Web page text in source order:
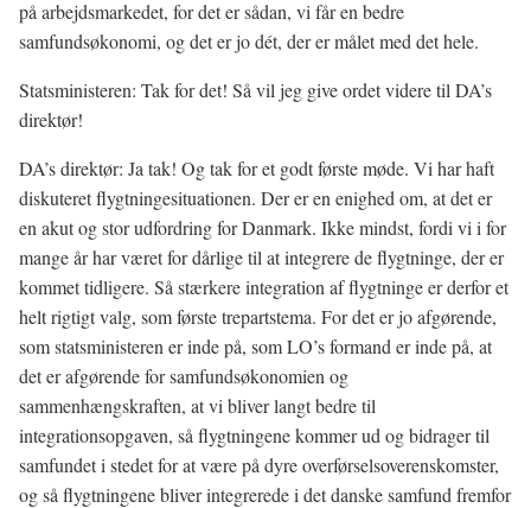
på arbejdsmarkedet, for det er sådan, vi får en bedre
samfundsøkonomi, og det er jo dét, der er målet med det hele.
Statsministeren: Tak for det! Så vil jeg give ordet videre til DA’s
direktør!
DA’s direktør: Ja tak! Og tak for et godt første møde. Vi har haft
diskuteret flygtningesituationen. Der er en enighed om, at det er
en akut og stor udfordring for Danmark. Ikke mindst, fordi vi i for
mange år har været for dårlige til at integrere de flygtninge, der er
kommet tidligere. Så stærkere integration af flygtninge er derfor et
helt rigtigt valg, som første trepartstema. For det er jo afgørende,
som statsministeren er inde på, som LO’s formand er inde på, at
det er afgørende for samfundsøkonomien og
sammenhængskraften, at vi bliver langt bedre til
integrationsopgaven, så flygtningene kommer ud og bidrager til
samfundet i stedet for at være på dyre overførselsoverenskomster,
og så flygtningene bliver integrerede i det danske samfund fremfor